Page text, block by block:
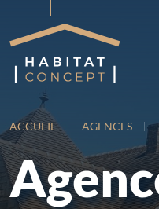
ACCUEIL AGENCES